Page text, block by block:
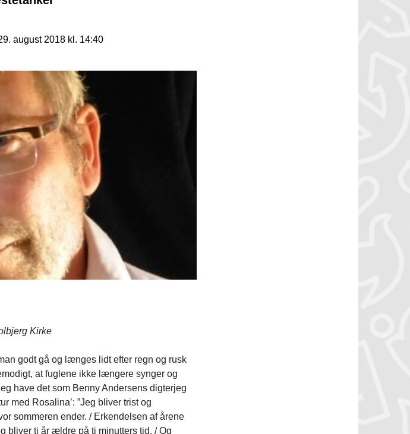
august 2018 kl. 14:40
Kirke
godt gå og længes lidt efter regn og rusk
at fuglene ikke længere synger og
have det som Benny Andersens digterjeg
med Rosalina’: ”Jeg bliver trist og
sommeren ender. / Erkendelsen af årene
bliver ti år ældre på ti minutters tid. / Og